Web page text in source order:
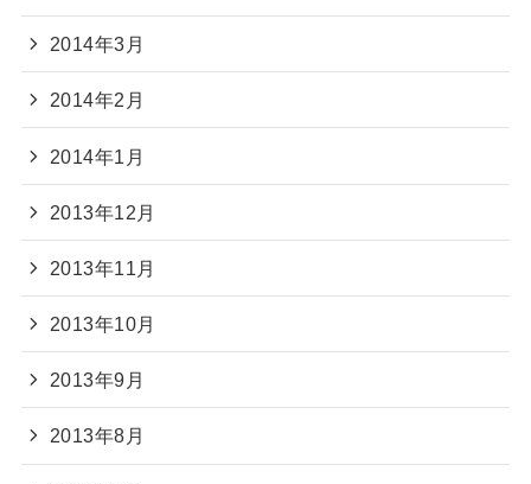
2014年3月
2014年2月
2014年1月
2013年12月
2013年11月
2013年10月
2013年9月
2013年8月